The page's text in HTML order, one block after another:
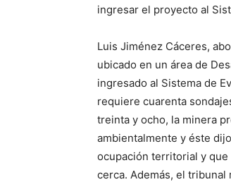
ingresar el proyecto al
Luis Jiménez Cáceres,
ubicado en un área de
ingresado al Sistema de
requiere cuarenta
treinta y ocho, la minera
ambientalmente y éste
ocupación territorial y
cerca. Además, el